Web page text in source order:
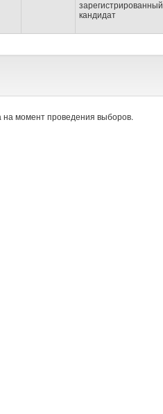
зарегистрированный
кандидат
момент проведения выборов.